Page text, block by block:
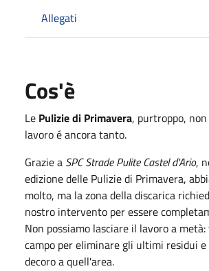
Allegati
Cos'è
Le Pulizie di Primavera, purtroppo,
lavoro é ancora tanto.
Grazie a SPC Strade Pulite Castel d'Ario,
edizione delle Pulizie di Primavera,
molto, ma la zona della discarica
nostro intervento per essere
Non possiamo lasciare il lavoro a
campo per eliminare gli ultimi residui
decoro a quell'area.